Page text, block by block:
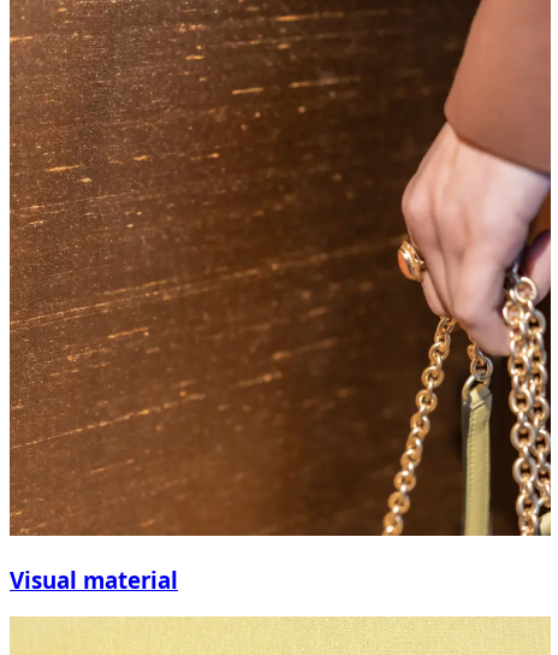
Visual material